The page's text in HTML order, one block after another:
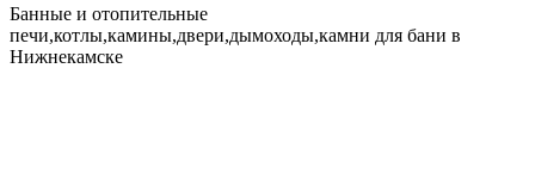
Банные и отопительные
печи,котлы,камины,двери,дымоходы,камни для бани в
Нижнекамске